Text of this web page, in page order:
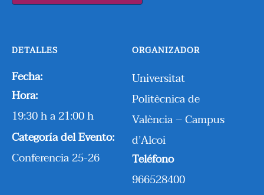
DETALLES
Fecha:
Hora:
19:30 h a 21:00 h
Categoría del Evento:
Conferencia 25-26
ORGANIZADOR
Universitat
Politècnica de
València – Campus
d’Alcoi
Teléfono
966528400